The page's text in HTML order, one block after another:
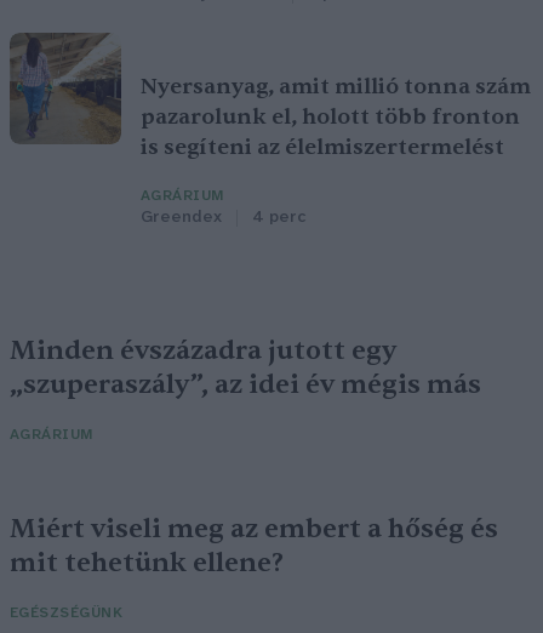
Nyersanyag, amit millió tonna szám
pazarolunk el, holott több fronton
is segíteni az élelmiszertermelést
AGRÁRIUM
Greendex 4 perc
Minden évszázadra jutott egy
„szuperaszály”, az idei év mégis más
AGRÁRIUM
Miért viseli meg az embert a hőség és
mit tehetünk ellene?
EGÉSZSÉGÜNK